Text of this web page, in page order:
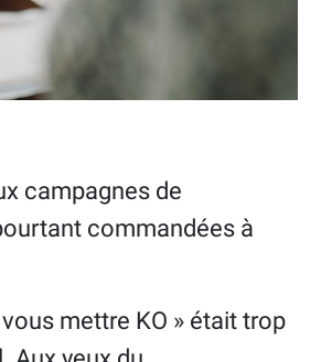
campagnes de
commandées à
mettre KO » était trop